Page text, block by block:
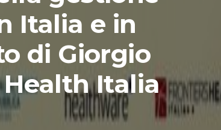
Italia e in
di Giorgio
Italia